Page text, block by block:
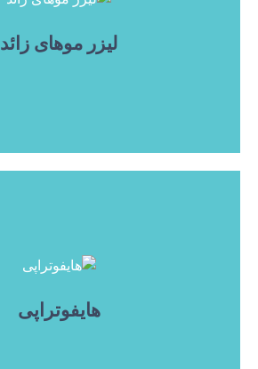
لیزر موهای زائد
هایفوتراپی